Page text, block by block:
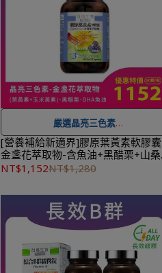
作天出貨，出貨後物流預計1-3個工作天
送達。
嚴選晶亮三色素
★ 可宅配到府&超商取貨，全館滿 NT$
1,500
免運費，另有離島7-11超取服務
★ 登入會員訂購，管理訂單更方便，還
累積紅利點數，一點抵一元
到貨時間參考：訂購完成後，下個工
作天出貨，出貨後物流預計1-3個工作天
送達。
[營養補給新適界]膠原葉黃素軟膠囊
金盞花萃取物-含魚油+黑醋栗+山桑
子（60顆/瓶）
NT$1,152NT$1,280